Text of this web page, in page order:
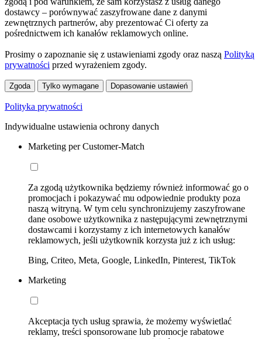
dostawcy – porównywać zaszyfrowane dane z danymi
zewnętrznych partnerów, aby prezentować Ci oferty za
pośrednictwem ich kanałów reklamowych online.
Prosimy o zapoznanie się z ustawieniami zgody oraz naszą Polityką
prywatności przed wyrażeniem zgody.
Zgoda Tylko wymagane Dopasowanie ustawień
Polityka prywatności
Indywidualne ustawienia ochrony danych
Marketing per Customer-Match
Za zgodą użytkownika będziemy również informować go o
promocjach i pokazywać mu odpowiednie produkty poza
naszą witryną. W tym celu synchronizujemy zaszyfrowane
dane osobowe użytkownika z następującymi zewnętrznymi
dostawcami i korzystamy z ich internetowych kanałów
reklamowych, jeśli użytkownik korzysta już z ich usług:
Bing, Criteo, Meta, Google, LinkedIn, Pinterest, TikTok
Marketing
Akceptacja tych usług sprawia, że możemy wyświetlać
reklamy, treści sponsorowane lub promocje rabatowe